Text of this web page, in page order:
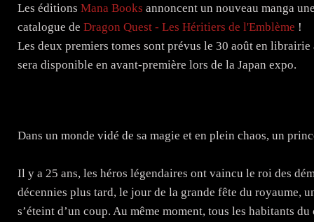
Les éditions Mana Books annoncent un nouveau manga
catalogue de Dragon Quest - Les Héritiers de l'Emblème !
Les deux premiers tomes sont prévus le 30 août en
sera disponible en avant-première lors de la Japan expo.
Dans un monde vidé de sa magie et en plein chaos, un
Il y a 25 ans, les héros légendaires ont vaincu le roi des
décennies plus tard, le jour de la grande fête du royaume,
s’éteint d’un coup. Au même moment, tous les habitants